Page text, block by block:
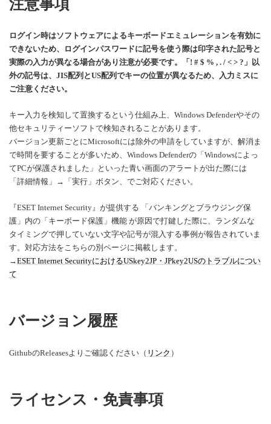
注意事項
ログイン時はソフトウェアによるキーボードエミュレーションを有効に
できないため、ログインパスワードに記号を使う際は印字された記号と
実際の入力が異なる場合があり注意が必要です。「! # $ % , . / < > ?」以
外の記号は、JIS配列とUS配列でキーの位置が異なるため、入力ミスに
ご注意ください。
キー入力を検知して置換するという仕組み上、Windows Defenderやその
他セキュリティーソフトで検知されることがあります。
バージョン更新ごとにMicrosoftには除外の申請をしていますが、解消ま
で時間を要することが多いため、Windows Defenderの「Windowsによっ
てPCが保護されました」といった青い画面のアラートが出た際には
「詳細情報」→「実行」ボタン、でご対応ください。
『ESET Internet Security』が提供する 「バンキングとブラウジング保
護」内の「キーボード保護」機能 が原因で打鍵した際に、ランダムな
タイミングで押していない文字や記号が混入する事例が報告されていま
す。対応方法をこちらの別ページに掲載します。
→ESET Internet SecurityにおけるUSkey2JP・JPkey2USのトラブルについ
て
バージョン履歴
GithubのReleasesよりご確認ください（ リンク ）
ライセンス・免責事項